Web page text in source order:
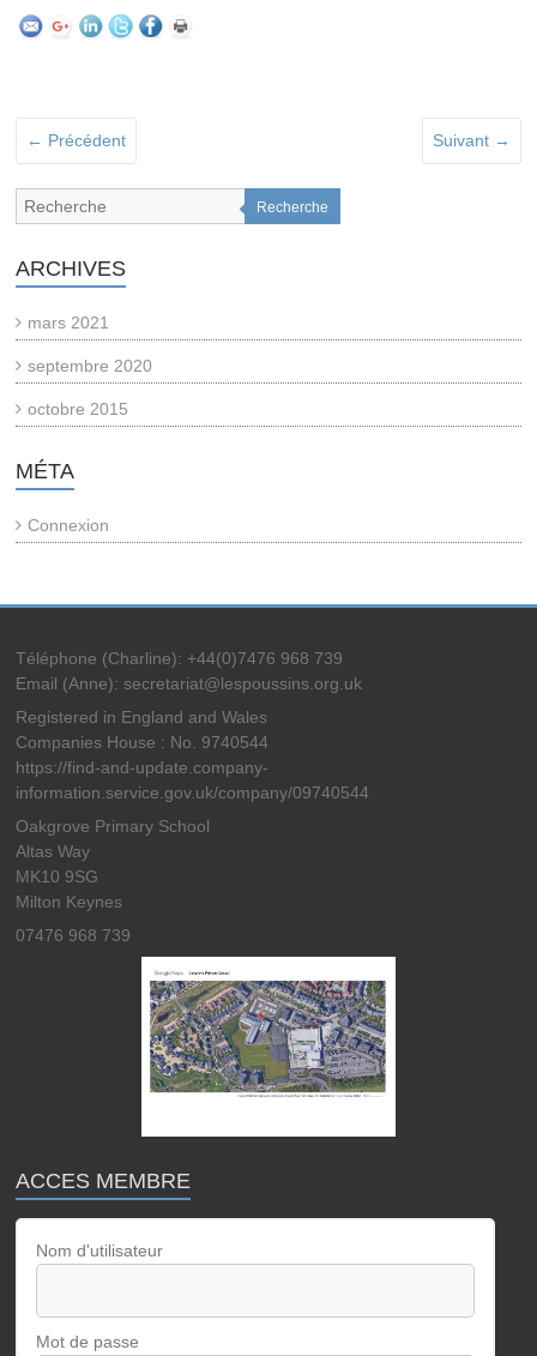
← Précédent Suivant →
Recherche
ARCHIVES
mars 2021
septembre 2020
octobre 2015
MÉTA
Connexion
Téléphone (Charline): +44(0)7476 968 739
Email (Anne): secretariat@lespoussins.org.uk
Registered in England and Wales
Companies House : No. 9740544
https://find-and-update.company-
information.service.gov.uk/company/09740544
Oakgrove Primary School
Altas Way
MK10 9SG
Milton Keynes
07476 968 739
ACCES MEMBRE
Nom d'utilisateur
Mot de passe